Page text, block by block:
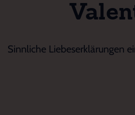
Sinnliche Liebeserklärungen